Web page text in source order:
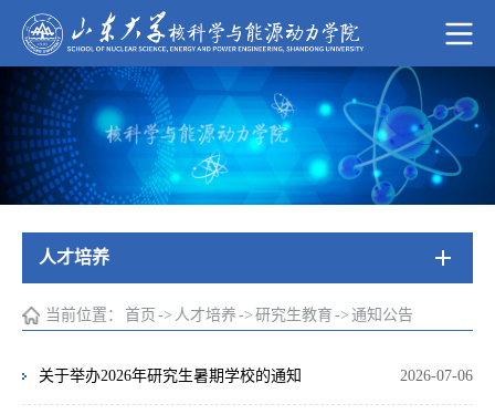
人才培养
当前位置： 首页 -> 人才培养 -> 研究生教育 -> 通知公告
2026-07-06
关于举办2026年研究生暑期学校的通知